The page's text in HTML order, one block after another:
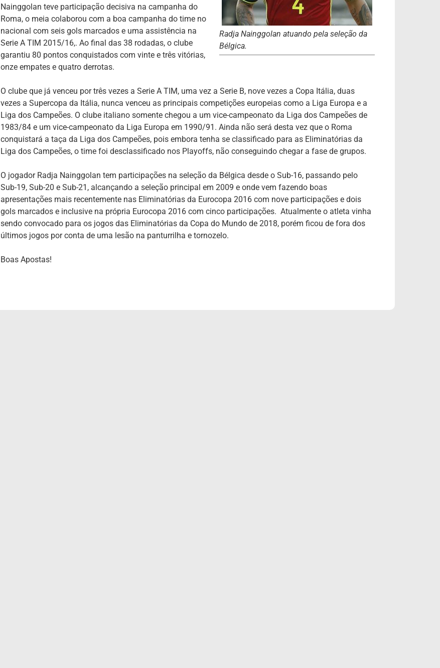
Radja Nainggolan atuando pela seleção da
Bélgica.
Nainggolan teve participação decisiva na campanha do
Roma, o meia colaborou com a boa campanha do time no
nacional com seis gols marcados e uma assistência na
Serie A TIM 2015/16,. Ao final das 38 rodadas, o clube
garantiu 80 pontos conquistados com vinte e três vitórias,
onze empates e quatro derrotas.
O clube que já venceu por três vezes a Serie A TIM, uma vez a Serie B, nove vezes a Copa Itália, duas
vezes a Supercopa da Itália, nunca venceu as principais competições europeias como a Liga Europa e a
Liga dos Campeões. O clube italiano somente chegou a um vice-campeonato da Liga dos Campeões de
1983/84 e um vice-campeonato da Liga Europa em 1990/91. Ainda não será desta vez que o Roma
conquistará a taça da Liga dos Campeões, pois embora tenha se classificado para as Eliminatórias da
Liga dos Campeões, o time foi desclassificado nos Playoffs, não conseguindo chegar a fase de grupos.
O jogador Radja Nainggolan tem participações na seleção da Bélgica desde o Sub-16, passando pelo
Sub-19, Sub-20 e Sub-21, alcançando a seleção principal em 2009 e onde vem fazendo boas
apresentações mais recentemente nas Eliminatórias da Eurocopa 2016 com nove participações e dois
gols marcados e inclusive na própria Eurocopa 2016 com cinco participações. Atualmente o atleta vinha
sendo convocado para os jogos das Eliminatórias da Copa do Mundo de 2018, porém ficou de fora dos
últimos jogos por conta de uma lesão na panturrilha e tornozelo.
Boas Apostas!